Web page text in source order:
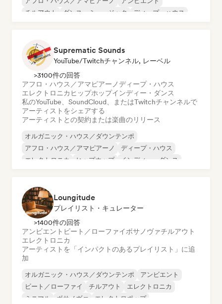
チルアウト
ダンス・ミュージック
ディープ・ハウス
Suprematic Sounds
YouTube/Twitchチャンネル, レーベル
>3100件の回答
アフロ・ハウス／アマピアーノディープ・ハウス
エレクトロニカ ヒップホップインディー・ダンス
私のYouTube、SoundCloud、またはTwitchチャンネルで
アーティストをシェアする
アーティストとの契約または楽曲のリリース
オルガニック・ハウス／ダウンテンポ
アフロ・ハウス／アマピアーノ
ディープ・ハウス
エレクトロニカ
ヒップホップ
インディー・ダンス
Loungitude
プレイリスト・キュレーター
>1400件の回答
アンビエント ビート／ローファイボサノヴァチルアウト
エレクトロニカ
アーティストを「インパクトのあるプレイリスト」に追
加
オルガニック・ハウス／ダウンテンポ
アンビエント
ビート／ローファイ
チルアウト
エレクトロニカ
ミニマル
ボサノヴァ エレクトロポップ